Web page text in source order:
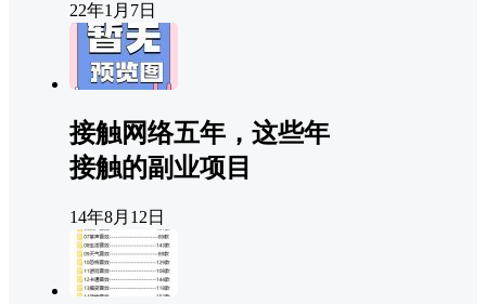
22年1月7日
接触网络五年，这些年
接触的副业项目
14年8月12日